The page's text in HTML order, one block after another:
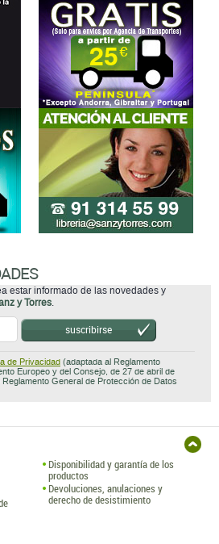
estar informado de las novedades y
y Torres.
suscribirse
de Privacidad (adaptada al Reglamento
Europeo y del Consejo, de 27 de abril de
General de Protección de Datos
Disponibilidad y garantía de los
productos
Devoluciones, anulaciones y
derecho de desistimiento